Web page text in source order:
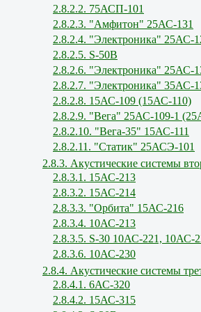
2.8.2.2. 75АСП-101
2.8.2.3. "Амфитон" 25АС-131
2.8.2.4. "Электроника" 25АС-
2.8.2.5. S-50В
2.8.2.6. "Электроника" 25АС-
2.8.2.7. "Электроника" 35АС-
2.8.2.8. 15АС-109 (15АС-110)
2.8.2.9. "Вега" 25АС-109-1
2.8.2.10. "Вега-35" 15АС-111
2.8.2.11. "Статик" 25АСЭ-101
2.8.3. Акустические системы
2.8.3.1. 15АС-213
2.8.3.2. 15АС-214
2.8.3.3. "Орбита" 15АС-216
2.8.3.4. 10АС-213
2.8.3.5. S-30 10АС-221, 10АС-
2.8.3.6. 10АС-230
2.8.4. Акустические системы
2.8.4.1. 6АС-320
2.8.4.2. 15АС-315